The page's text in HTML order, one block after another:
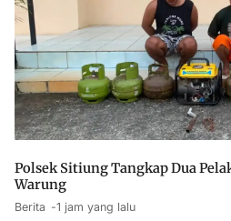
Polsek Sitiung Tangkap Dua
Warung
Berita 1 jam yang lalu